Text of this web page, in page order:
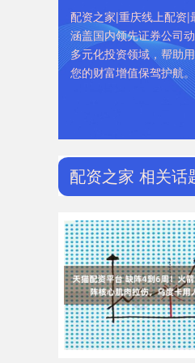
配资之家|重庆线上配资
涵盖国内领先证券公司
多元化投资领域，帮助
您的财富增值保驾护航
配资之家 相关话